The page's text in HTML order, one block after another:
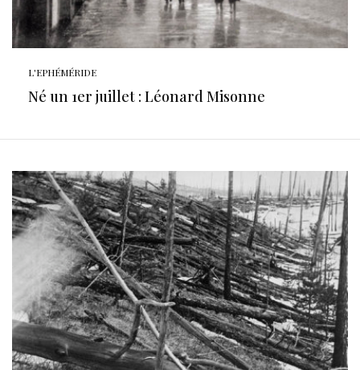
L'EPHÉMÉRIDE
Né un 1er juillet : Léonard Misonne